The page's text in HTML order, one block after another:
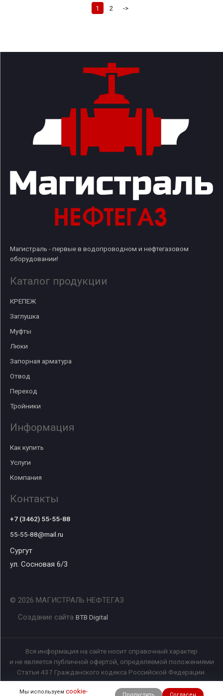
1 2 ->
Магистраль - первые в водопроводном и нефтегазовом
оборудовании!
Каталог продукции
КРЕПЕЖ
Заглушка
Муфты
Люки
Запорная арматура
Отвод
Переход
Тройники
Информация
Как купить
Услуги
Компания
Контакты
+7 (3462) 55-55-88
55-55-88@mail.ru
Сургут
ул. Сосновая 6/3
© 2026 МАГИСТРАЛЬ НЕФТЕГАЗ
Создание сайта BTB Digital
Вся информация на сайте носит справочный характер
и не является публичной офертой, определяемой положениями
Статьи 437 Гражданского кодекса Российской Федерации.
Мы используем cookie-